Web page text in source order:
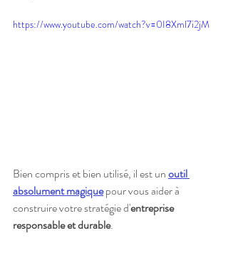
https://www.youtube.com/watch?v=0I8Xml7i2jM
Bien compris et bien utilisé, il est un outil
absolument magique pour vous aider à
construire votre stratégie d'entreprise
responsable et durable.